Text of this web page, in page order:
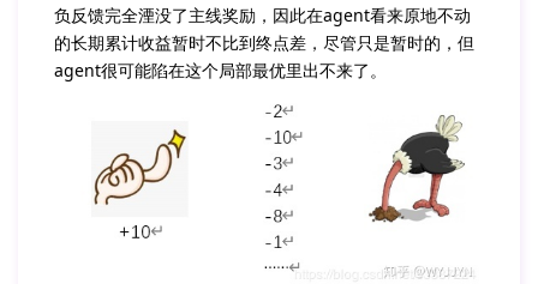
负反馈完全湮没了主线奖励，因此在agent看来原地不动
的长期累计收益暂时不比到终点差，尽管只是暂时的，但
agent很可能陷在这个局部最优里出不来了。